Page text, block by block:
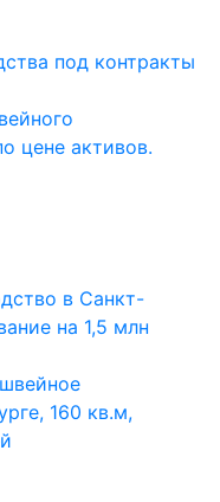
цене активов.
160 кв.м,